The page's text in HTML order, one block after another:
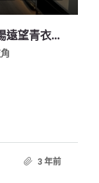
【荔枝角曼克頓山】(放賣）中層 開揚遠望青衣及昂船洲大橋
3 年前